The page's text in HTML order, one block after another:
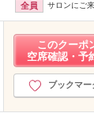
全員 サロンにご
このクーポ
空席確認・予
ブックマー